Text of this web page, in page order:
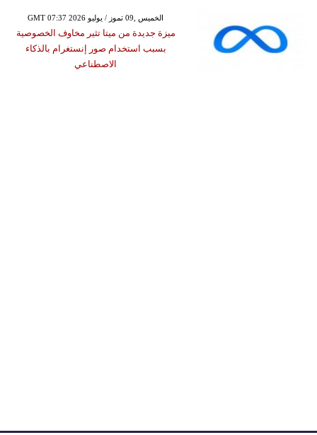
GMT 07:37 2026 الخميس ,09 تموز / يوليو
ميزة جديدة من ميتا تثير مخاوف الخصوصية
بسبب استخدام صور إنستغرام بالذكاء
الاصطناعي